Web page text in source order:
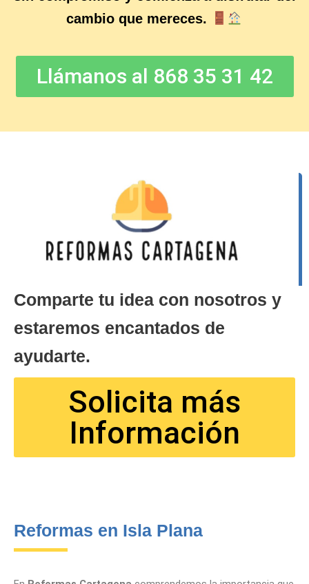
cambio que mereces.
Llámanos al 868 35 31 42
Comparte tu idea con nosotros y
estaremos encantados de
ayudarte.
Solicita más
Información
Reformas en Isla Plana